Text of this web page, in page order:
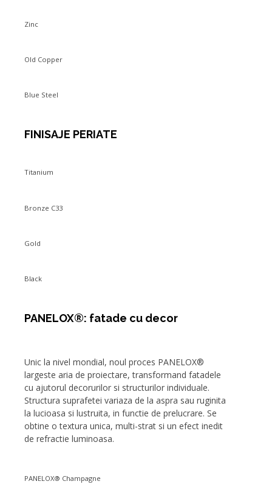
Zinc
Old Copper
Blue Steel
FINISAJE PERIATE
Titanium
Bronze C33
Gold
Black
PANELOX®: fatade cu decor
Unic la nivel mondial, noul proces PANELOX®
largeste aria de proiectare, transformand fatadele
cu ajutorul decorurilor si structurilor individuale.
Structura suprafetei variaza de la aspra sau ruginita
la lucioasa si lustruita, in functie de prelucrare. Se
obtine o textura unica, multi-strat si un efect inedit
de refractie luminoasa.
PANELOX® Champagne